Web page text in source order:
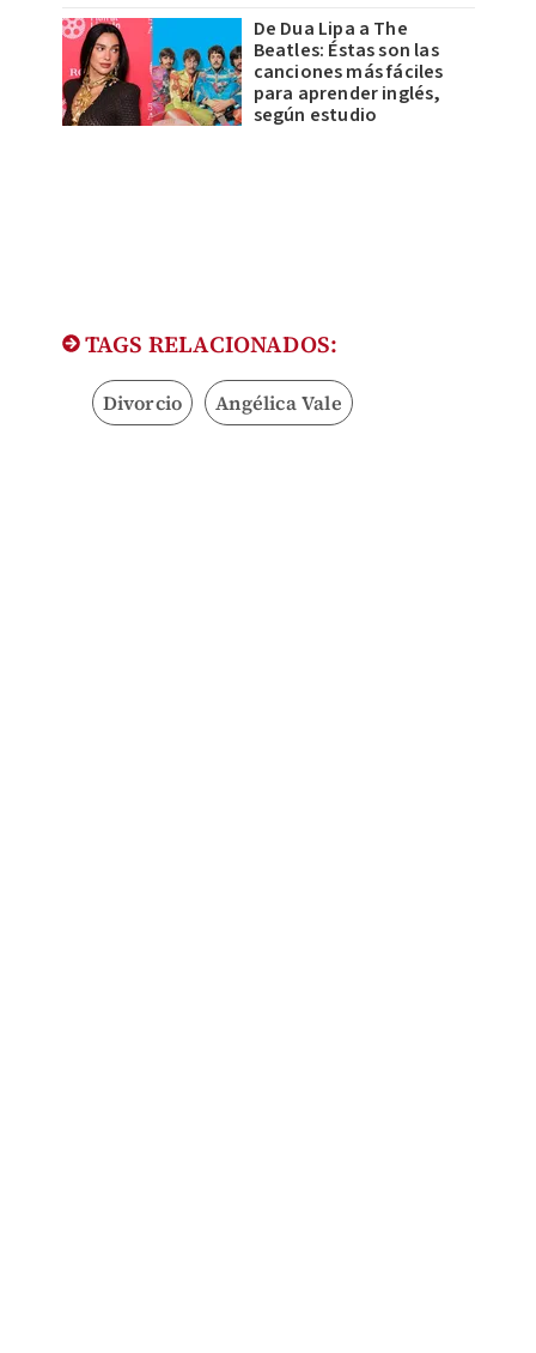
De Dua Lipa a The
Beatles: Éstas son las
canciones más fáciles
para aprender inglés,
según estudio
TAGS RELACIONADOS:
Divorcio Angélica Vale